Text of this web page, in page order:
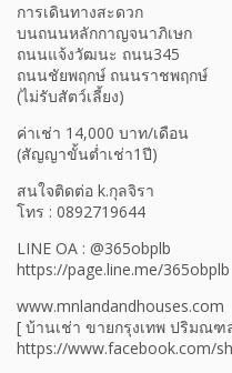
การเดินทางสะดวก
บนถนนหลักกาญจนาภิเษก
ถนนแจ้งวัฒนะ ถนน345
ถนนชัยพฤกษ์ ถนนราชพฤกษ์
(ไม่รับสัตว์เลี้ยง)
ค่าเช่า 14,000 บาท/เดือน
(สัญญาขั้นต่ำเช่า1ปี)
สนใจติดต่อ k.กุลจิรา
โทร : 0892719644
LINE OA : @365obplb
https://page.line.me/365obplb
www.mnlandandhouses.com
[ บ้านเช่า ขายกรุงเทพ ปริมณฑ
https://www.facebook.com/